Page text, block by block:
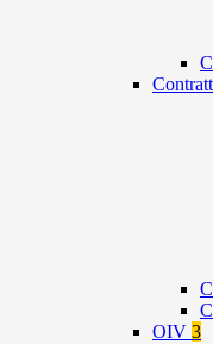
OIV 3